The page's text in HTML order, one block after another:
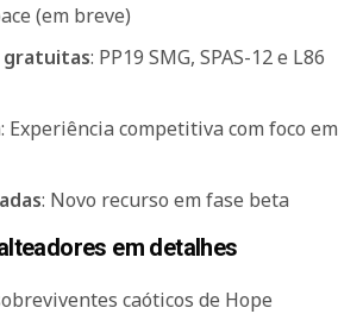
(em breve)
gratuitas: PP19 SMG, SPAS-12 e L86
: Experiência competitiva com foco em
: Novo recurso em fase beta
em detalhes
caóticos de Hope